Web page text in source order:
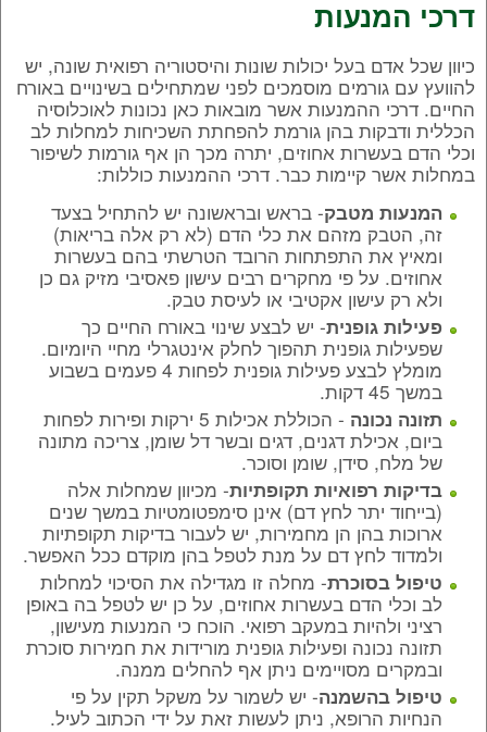
דרכי המנעות
כיוון שכל אדם בעל יכולות שונות והיסטוריה רפואית שונה, יש
להוועץ עם גורמים מוסמכים לפני שמתחילים בשינויים באורח
החיים. דרכי ההמנעות אשר מובאות כאן נכונות לאוכלוסיה
הכללית ודבקות בהן גורמת להפחתת השכיחות למחלות לב
וכלי הדם בעשרות אחוזים, יתרה מכך הן אף גורמות לשיפור
במחלות אשר קיימות כבר. דרכי ההמנעות כוללות:
המנעות מטבק- בראש ובראשונה יש להתחיל בצעד
זה, הטבק מזהם את כלי הדם (לא רק אלה בריאות)
ומאיץ את התפתחות הרובד הטרשתי בהם בעשרות
אחוזים. על פי מחקרים רבים עישון פאסיבי מזיק גם כן
ולא רק עישון אקטיבי או לעיסת טבק.
פעילות גופנית- יש לבצע שינוי באורח החיים כך
שפעילות גופנית תהפוך לחלק אינטגרלי מחיי היומיום.
מומלץ לבצע פעילות גופנית לפחות 4 פעמים בשבוע
במשך 45 דקות.
תזונה נכונה
- הכוללת אכילות 5 ירקות ופירות לפחות
ביום, אכילת דגנים, דגים ובשר דל שומן, צריכה מתונה
של מלח, סידן, שומן וסוכר.
בדיקות רפואיות תקופתיות- מכיוון שמחלות אלה
(בייחוד יתר לחץ דם) אינן סימפטומטיות במשך שנים
ארוכות בהן הן מחמירות, יש לעבור בדיקות תקופתיות
ולמדוד לחץ דם על מנת לטפל בהן מוקדם ככל האפשר.
טיפול בסוכרת- מחלה זו מגדילה את הסיכוי למחלות
לב וכלי הדם בעשרות אחוזים, על כן יש לטפל בה באופן
רציני ולהיות במעקב רפואי. הוכח כי המנעות מעישון,
תזונה נכונה ופעילות גופנית מורידות את חמירות סוכרת
ובמקרים מסויימים ניתן אף להחלים ממנה.
טיפול בהשמנה- יש לשמור על משקל תקין על פי
הנחיות הרופא, ניתן לעשות זאת על ידי הכתוב לעיל.